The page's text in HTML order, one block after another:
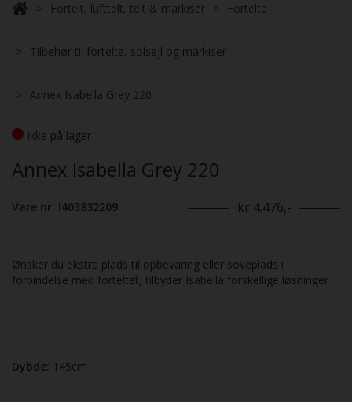
Fortelt, lufttelt, telt & markiser Fortelte
Tilbehør til fortelte, solsejl og markiser
Annex Isabella Grey 220
Ikke på lager
Annex Isabella Grey 220
Vare nr. I403832209 kr 4.476,-
Ønsker du ekstra plads til opbevaring eller soveplads i
forbindelse med forteltet, tilbyder Isabella forskellige løsninger.
Dybde: 145cm